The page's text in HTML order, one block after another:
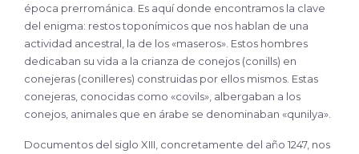
época prerrománica. Es aquí donde encontramos la clave
del enigma: restos toponímicos que nos hablan de una
actividad ancestral, la de los «maseros». Estos hombres
dedicaban su vida a la crianza de conejos (conills) en
conejeras (conilleres) construidas por ellos mismos. Estas
conejeras, conocidas como «covils», albergaban a los
conejos, animales que en árabe se denominaban «qunilya».
Documentos del siglo XIII, concretamente del año 1247, nos